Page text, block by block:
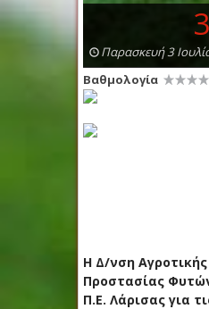
Παρασκευή 3
Βαθμολογία
Η Δ/νση
Προστασίας
Π.Ε. Λάρισας για